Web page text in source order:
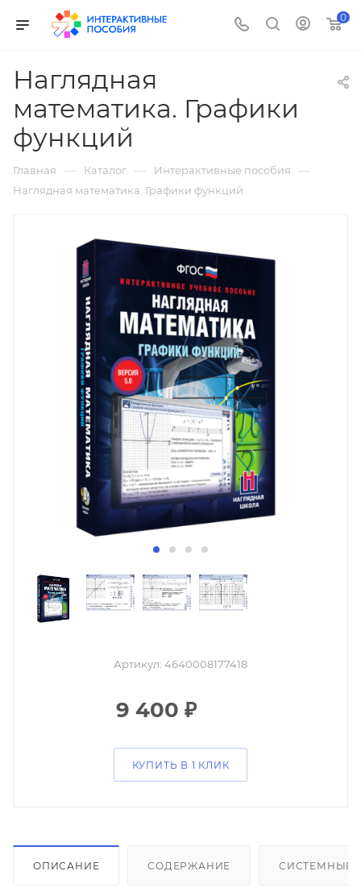
0
Наглядная
математика. Графики
функций
Главная — Каталог — Интерактивные пособия —
Наглядная математика. Графики функций
Артикул: 4640008177418
9 400 ₽
КУПИТЬ В 1 КЛИК
ОПИСАНИЕ СОДЕРЖАНИЕ СИСТЕМНЫЕ